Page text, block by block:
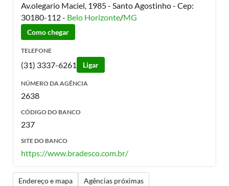
Av.olegario Maciel, 1985 - Santo Agostinho- Cep:
30180-112- Belo Horizonte/MG
Como chegar
TELEFONE
(31) 3337-6261 Ligar
NÚMERO DA AGÊNCIA
2638
CÓDIGO DO BANCO
237
SITE DO BANCO
https://www.bradesco.com.br/
Endereço e mapa
Agências próximas